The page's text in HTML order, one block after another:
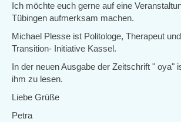
Ich möchte euch gerne auf eine
Tübingen aufmerksam machen.
Michael Plesse ist Politologe, Therapeut
Transition- Initiative Kassel.
In der neuen Ausgabe der Zeitschrift " oya"
ihm zu lesen.
Liebe Grüße
Petra